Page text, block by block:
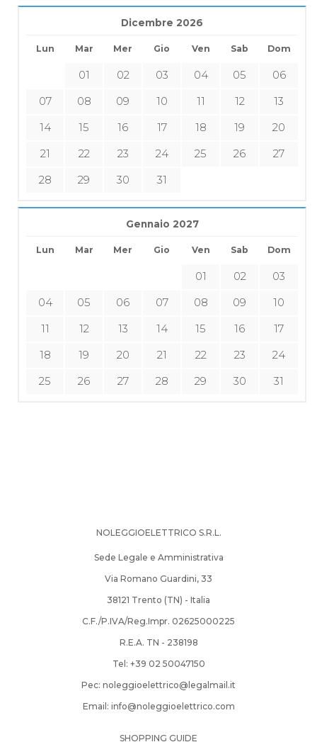
Dicembre 2026
Lun Mar Mer Gio Ven Sab Dom
01 02 03 04 05
06
07
08 09 10 11 12
13
14
15 16 17 18 19
20
21
22 23 24 25 26
27
28
29 30 31
Gennaio 2027
Lun Mar Mer Gio Ven Sab Dom
01 02
03
04
05 06 07 08 09
10
11
12 13 14 15 16
17
18
19 20 21 22 23
24
25
26 27 28 29 30 31
NOLEGGIOELETTRICO S.R.L.
Sede Legale e Amministrativa
Via Romano Guardini, 33
38121 Trento (TN) - Italia
C.F./P.IVA/Reg.Impr. 02625000225
R.E.A. TN - 238198
Tel: +39­ 02­ 50047150­
Pec: noleggioelettrico@legalmail.it
Email: info@noleggioelettrico.com
SHOPPING GUIDE